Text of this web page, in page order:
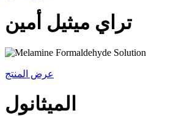
تراي ميثيل أمين
عرض المنتج
الميثانول